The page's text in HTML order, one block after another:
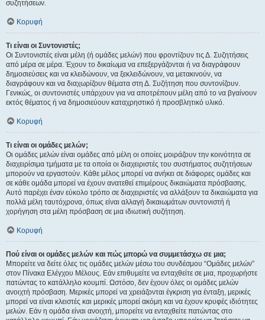
συζητήσεων.
Κορυφή
Τι είναι οι Συντονιστές;
Οι Συντονιστές είναι μέλη (ή ομάδες μελών) που φροντίζουν τις Δ. Συζητήσεις
από μέρα σε μέρα. Έχουν το δικαίωμα να επεξεργάζονται ή να διαγράφουν
δημοσιεύσεις και να κλειδώνουν, να ξεκλειδώνουν, να μετακινούν, να
διαγράφουν και να διαχωρίζουν θέματα στη Δ. Συζήτηση που συντονίζουν.
Γενικώς, οι συντονιστές υπάρχουν για να αποτρέπουν μέλη από το να βγαίνουν
εκτός θέματος ή να δημοσιεύουν καταχρηστικό ή προσβλητικό υλικό.
Κορυφή
Τι είναι οι ομάδες μελών;
Οι ομάδες μελών είναι ομάδες από μέλη οι οποίες μοιράζουν την κοινότητα σε
διαχειρίσιμα τμήματα με τα οποία οι διαχειριστές του συστήματος συζητήσεων
μπορούν να εργαστούν. Κάθε μέλος μπορεί να ανήκει σε διάφορες ομάδες και
σε κάθε ομάδα μπορεί να έχουν ανατεθεί επιμέρους δικαιώματα πρόσβασης.
Αυτό παρέχει έναν εύκολο τρόπο σε διαχειριστές να αλλάξουν τα δικαιώματα για
πολλά μέλη ταυτόχρονα, όπως είναι αλλαγή δικαιωμάτων συντονιστή ή
χορήγηση στα μέλη πρόσβαση σε μια ιδιωτική συζήτηση.
Κορυφή
Πού είναι οι ομάδες μελών και πώς μπορώ να συμμετάσχω σε μια;
Μπορείτε να δείτε όλες τις ομάδες μελών μέσω του συνδέσμου “Ομάδες μελών”
στον Πίνακα Ελέγχου Μέλους. Εάν επιθυμείτε να ενταχθείτε σε μια, προχωρήστε
πατώντας το κατάλληλο κουμπί. Ωστόσο, δεν έχουν όλες οι ομάδες μελών
ανοιχτή πρόσβαση. Μερικές μπορεί να χρειάζονται έγκριση για ένταξη, μερικές
μπορεί να είναι κλειστές και μερικές μπορεί ακόμη και να έχουν κρυφές ιδιότητες
μελών. Εάν η ομάδα είναι ανοιχτή, μπορείτε να ενταχθείτε πατώντας στο